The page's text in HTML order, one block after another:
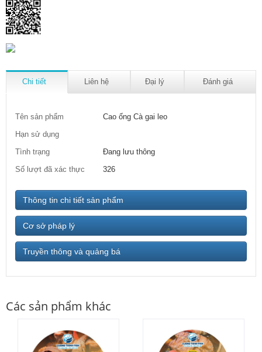
Chi tiết Liên hệ Đại lý Đánh giá
Tên sản phẩm
Cao ống Cà gai leo
Hạn sử dụng
Tình trạng
Đang lưu thông
Số lượt đã xác thực
326
Thông tin chi tiết sản phẩm
Cơ sở pháp lý
Truyền thông và quảng bá
Các sản phẩm khác